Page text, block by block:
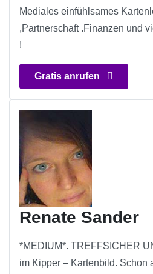
Mediales einfühlsames
,Partnerschaft .Finanzen und
!
Gratis anrufen
Renate Sander
*MEDIUM*. TREFFSICHER
im Kipper – Kartenbild. Schon